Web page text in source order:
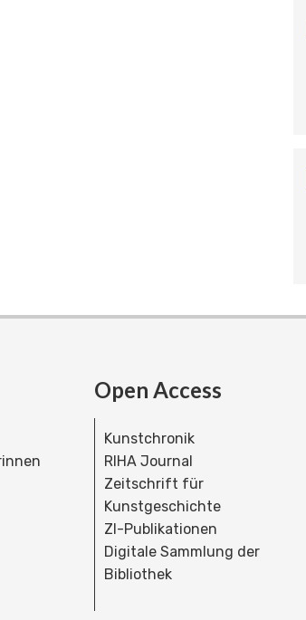
Open Access
Kunstchronik
RIHA Journal
Zeitschrift für
Kunstgeschichte
ZI-Publikationen
Digitale Sammlung der
Bibliothek